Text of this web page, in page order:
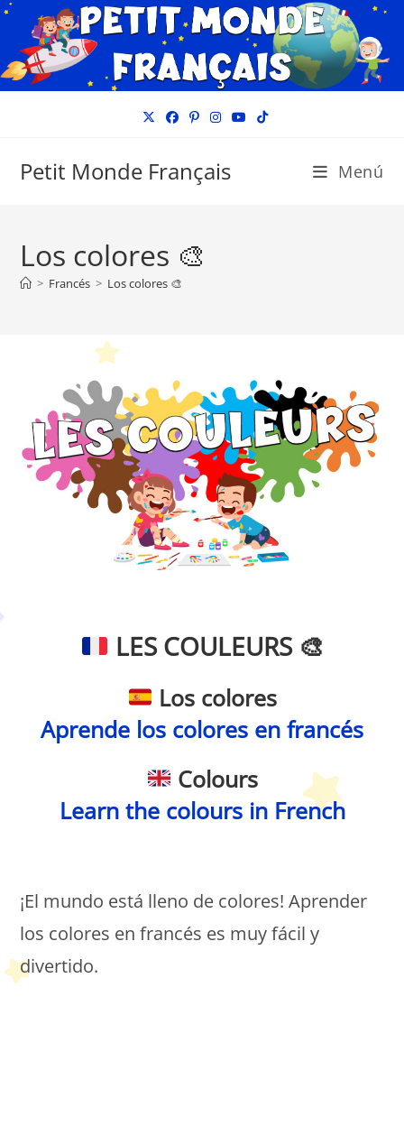
Petit Monde Français Menú
Los colores 🎨
> Francés > Los colores 🎨
LES COULEURS 🎨
Los colores
Aprende los colores en francés
Colours
Learn the colours in French
¡El mundo está lleno de colores! Aprender
los colores en francés es muy fácil y
divertido.